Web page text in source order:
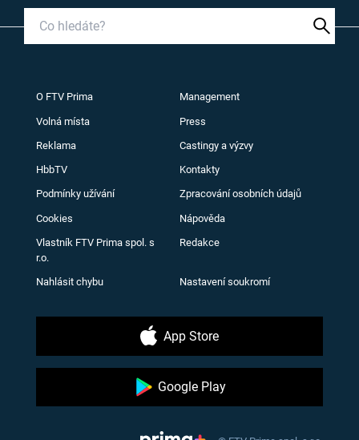
O FTV Prima Management
Volná místa Press
Reklama Castingy a výzvy
HbbTV Kontakty
Podmínky užívání Zpracování osobních údajů
Cookies Nápověda
Vlastník FTV Prima spol. s
r.o.
Redakce
Nahlásit chybu Nastavení soukromí
App Store
Google Play